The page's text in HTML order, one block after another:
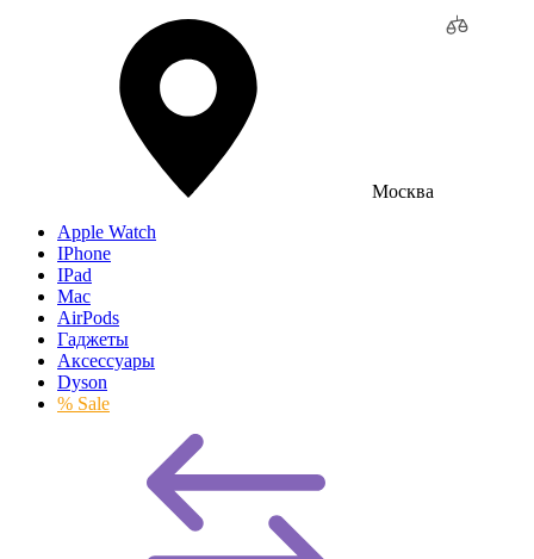
Москва
Apple Watch
IPhone
IPad
Mac
AirPods
Гаджеты
Аксессуары
Dyson
% Sale